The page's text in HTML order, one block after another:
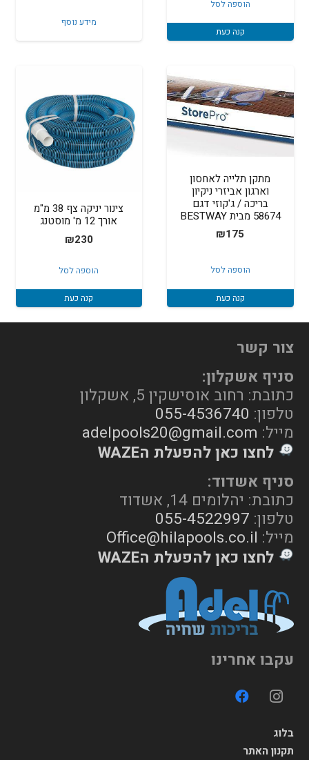
היה:
₪499.
₪450.
הוספה לסל
קנה כעת
היה:
₪295.
₪290.
מידע נוסף
מתקן תלייה לאחסון
וארגון אביזרי ניקיון
בריכה / ג'קוזי דגם
58674 מבית BESTWAY
₪175
הוספה לסל
קנה כעת
צינור יניקה צף 38 מ"מ
אורך 12 מ' מוסטנג
₪230
הוספה לסל
קנה כעת
צור קשר
סניף אשקלון:
כתובת: רחוב אוסישקין 5, אשקלון
טלפון: 055-4536740
מייל: adelpools20@gmail.com
לחצו כאן להפעלת הWAZE
סניף אשדוד:
כתובת: יהלומים 14, אשדוד
טלפון: 055-4522997
מייל: Office@hilapools.co.il
לחצו כאן להפעלת הWAZE
עקבו אחרינו
בלוג
תקנון האתר